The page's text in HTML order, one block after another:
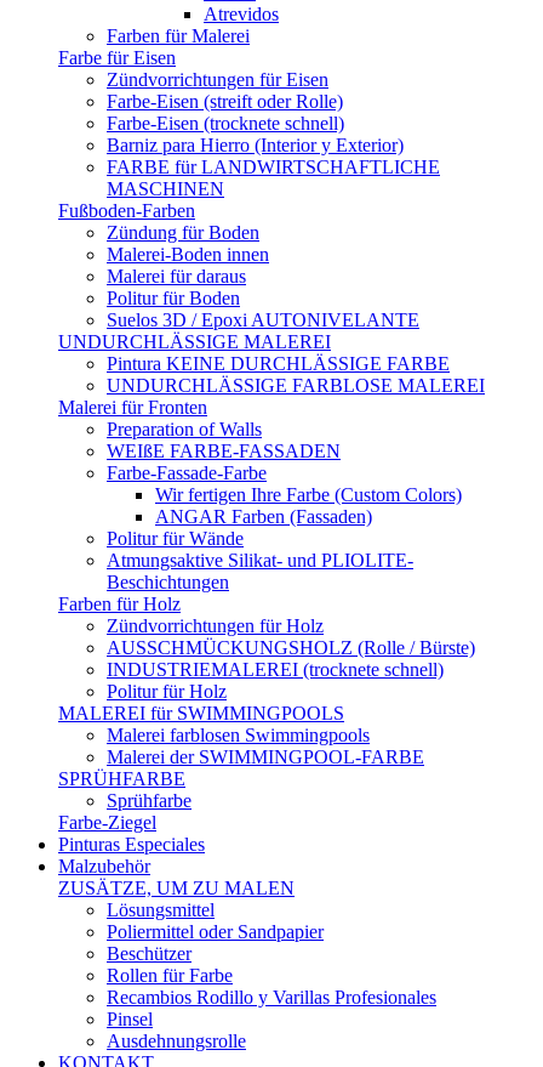
Atrevidos
Farben für Malerei
Farbe für Eisen
Zündvorrichtungen für Eisen
Farbe-Eisen (streift oder Rolle)
Farbe-Eisen (trocknete schnell)
Barniz para Hierro (Interior y Exterior)
FARBE für LANDWIRTSCHAFTLICHE
MASCHINEN
Fußboden-Farben
Zündung für Boden
Malerei-Boden innen
Malerei für daraus
Politur für Boden
Suelos 3D / Epoxi AUTONIVELANTE
UNDURCHLÄSSIGE MALEREI
Pintura KEINE DURCHLÄSSIGE FARBE
UNDURCHLÄSSIGE FARBLOSE MALEREI
Malerei für Fronten
Preparation of Walls
WEIßE FARBE-FASSADEN
Farbe-Fassade-Farbe
Wir fertigen Ihre Farbe (Custom Colors)
ANGAR Farben (Fassaden)
Politur für Wände
Atmungsaktive Silikat- und PLIOLITE-
Beschichtungen
Farben für Holz
Zündvorrichtungen für Holz
AUSSCHMÜCKUNGSHOLZ (Rolle / Bürste)
INDUSTRIEMALEREI (trocknete schnell)
Politur für Holz
MALEREI für SWIMMINGPOOLS
Malerei farblosen Swimmingpools
Malerei der SWIMMINGPOOL-FARBE
SPRÜHFARBE
Sprühfarbe
Farbe-Ziegel
Pinturas Especiales
Malzubehör
ZUSÄTZE, UM ZU MALEN
Lösungsmittel
Poliermittel oder Sandpapier
Beschützer
Rollen für Farbe
Recambios Rodillo y Varillas Profesionales
Pinsel
Ausdehnungsrolle
KONTAKT